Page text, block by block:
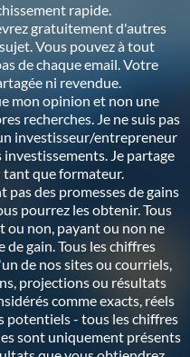
rapide.
gratuitement d'autres
Vous pouvez à tout
de chaque email. Votre
ni revendue.
mon opinion et non une
recherches. Je ne suis pas
investisseur/entrepreneur
Je partage
tant que formateur.
pas des promesses de gains
pourrez les obtenir. Tous
ou non, payant ou non ne
gain. Tous les chiffres
de nos sites ou courriels,
projections ou résultats
comme exacts, réels
potentiels - tous les chiffres
sont uniquement présents